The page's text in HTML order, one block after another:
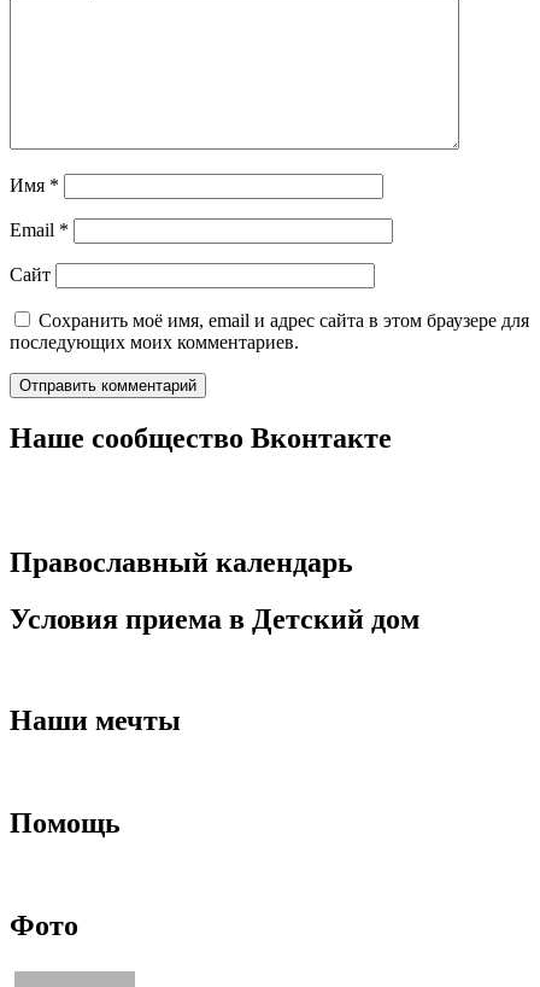
Имя *
Email *
Сайт
Сохранить моё имя, email и адрес сайта в этом браузере для
последующих моих комментариев.
Наше сообщество Вконтакте
Православный календарь
Условия приема в Детский дом
Наши мечты
Помощь
Фото